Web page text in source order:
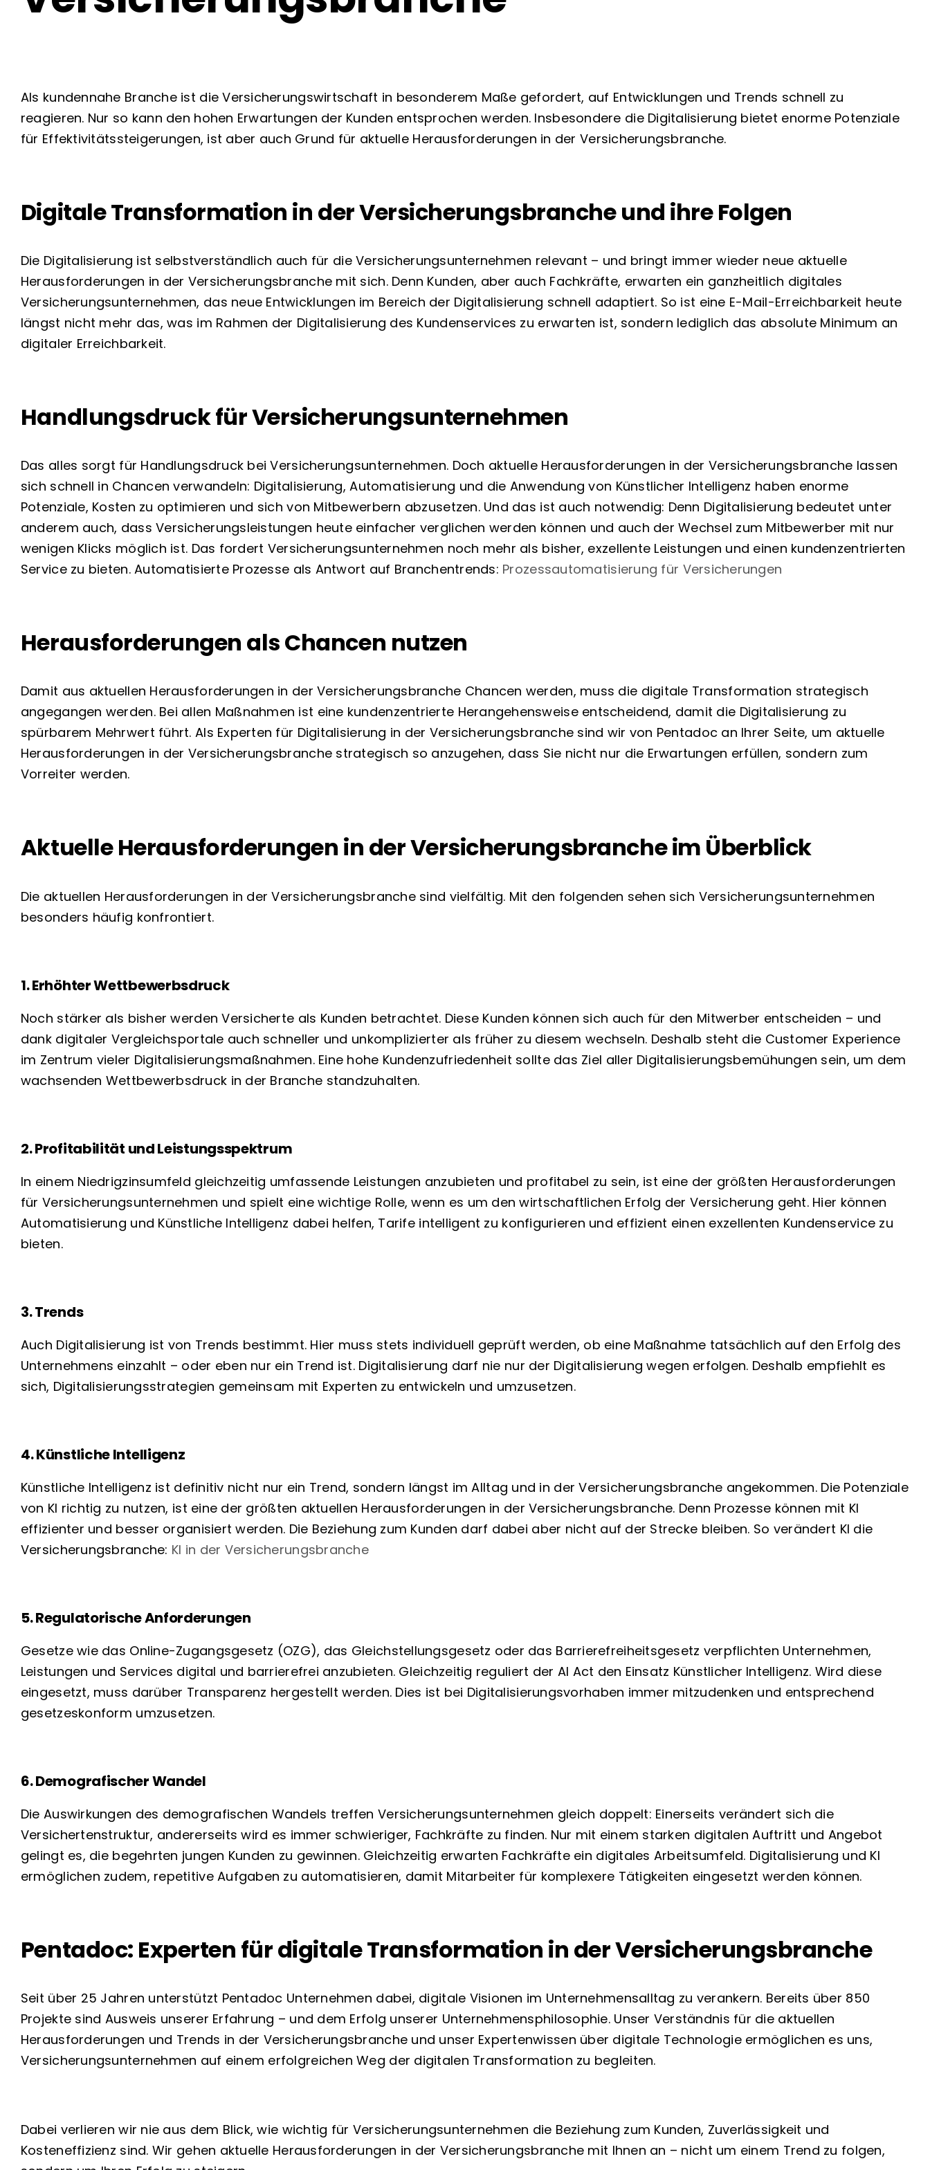
Als kundennahe Branche ist die Versicherungswirtschaft in besonderem Maße gefordert, auf Entwicklungen und Trends schnell zu
reagieren. Nur so kann den hohen Erwartungen der Kunden entsprochen werden. Insbesondere die Digitalisierung bietet enorme Potenziale
für Effektivitätssteigerungen, ist aber auch Grund für aktuelle Herausforderungen in der Versicherungsbranche.
Digitale Transformation in der Versicherungsbranche und ihre Folgen
Die Digitalisierung ist selbstverständlich auch für die Versicherungsunternehmen relevant – und bringt immer wieder neue aktuelle
Herausforderungen in der Versicherungsbranche mit sich. Denn Kunden, aber auch Fachkräfte, erwarten ein ganzheitlich digitales
Versicherungsunternehmen, das neue Entwicklungen im Bereich der Digitalisierung schnell adaptiert. So ist eine E-Mail-Erreichbarkeit heute
längst nicht mehr das, was im Rahmen der Digitalisierung des Kundenservices zu erwarten ist, sondern lediglich das absolute Minimum an
digitaler Erreichbarkeit.
Handlungsdruck für Versicherungsunternehmen
Das alles sorgt für Handlungsdruck bei Versicherungsunternehmen. Doch aktuelle Herausforderungen in der Versicherungsbranche lassen
sich schnell in Chancen verwandeln: Digitalisierung, Automatisierung und die Anwendung von Künstlicher Intelligenz haben enorme
Potenziale, Kosten zu optimieren und sich von Mitbewerbern abzusetzen. Und das ist auch notwendig: Denn Digitalisierung bedeutet unter
anderem auch, dass Versicherungsleistungen heute einfacher verglichen werden können und auch der Wechsel zum Mitbewerber mit nur
wenigen Klicks möglich ist. Das fordert Versicherungsunternehmen noch mehr als bisher, exzellente Leistungen und einen kundenzentrierten
Service zu bieten.Automatisierte Prozesse als Antwort auf Branchentrends: Prozessautomatisierung für Versicherungen
Herausforderungen als Chancen nutzen
Damit aus aktuellen Herausforderungen in der Versicherungsbranche Chancen werden, muss die digitale Transformation strategisch
angegangen werden. Bei allen Maßnahmen ist eine kundenzentrierte Herangehensweise entscheidend, damit die Digitalisierung zu
spürbarem Mehrwert führt. Als Experten für Digitalisierung in der Versicherungsbranche sind wir von Pentadoc an Ihrer Seite, um aktuelle
Herausforderungen in der Versicherungsbranche strategisch so anzugehen, dass Sie nicht nur die Erwartungen erfüllen, sondern zum
Vorreiter werden.
Aktuelle Herausforderungen in der Versicherungsbranche im Überblick
Die aktuellen Herausforderungen in der Versicherungsbranche sind vielfältig. Mit den folgenden sehen sich Versicherungsunternehmen
besonders häufig konfrontiert.
1. Erhöhter Wettbewerbsdruck
Noch stärker als bisher werden Versicherte als Kunden betrachtet. Diese Kunden können sich auch für den Mitwerber entscheiden – und
dank digitaler Vergleichsportale auch schneller und unkomplizierter als früher zu diesem wechseln. Deshalb steht die Customer Experience
im Zentrum vieler Digitalisierungsmaßnahmen. Eine hohe Kundenzufriedenheit sollte das Ziel aller Digitalisierungsbemühungen sein, um dem
wachsenden Wettbewerbsdruck in der Branche standzuhalten.
2. Profitabilität und Leistungsspektrum
In einem Niedrigzinsumfeld gleichzeitig umfassende Leistungen anzubieten und profitabel zu sein, ist eine der größten Herausforderungen
für Versicherungsunternehmen und spielt eine wichtige Rolle, wenn es um den wirtschaftlichen Erfolg der Versicherung geht. Hier können
Automatisierung und Künstliche Intelligenz dabei helfen, Tarife intelligent zu konfigurieren und effizient einen exzellenten Kundenservice zu
bieten.
3. Trends
Auch Digitalisierung ist von Trends bestimmt. Hier muss stets individuell geprüft werden, ob eine Maßnahme tatsächlich auf den Erfolg des
Unternehmens einzahlt – oder eben nur ein Trend ist. Digitalisierung darf nie nur der Digitalisierung wegen erfolgen. Deshalb empfiehlt es
sich, Digitalisierungsstrategien gemeinsam mit Experten zu entwickeln und umzusetzen.
4. Künstliche Intelligenz
Künstliche Intelligenz ist definitiv nicht nur ein Trend, sondern längst im Alltag und in der Versicherungsbranche angekommen. Die Potenziale
von KI richtig zu nutzen, ist eine der größten aktuellen Herausforderungen in der Versicherungsbranche. Denn Prozesse können mit KI
effizienter und besser organisiert werden. Die Beziehung zum Kunden darf dabei aber nicht auf der Strecke bleiben. So verändert KI die
Versicherungsbranche: KI in der Versicherungsbranche
5. Regulatorische Anforderungen
Gesetze wie das Online-Zugangsgesetz (OZG), das Gleichstellungsgesetz oder das Barrierefreiheitsgesetz verpflichten Unternehmen,
Leistungen und Services digital und barrierefrei anzubieten. Gleichzeitig reguliert der AI Act den Einsatz Künstlicher Intelligenz. Wird diese
eingesetzt, muss darüber Transparenz hergestellt werden. Dies ist bei Digitalisierungsvorhaben immer mitzudenken und entsprechend
gesetzeskonform umzusetzen.
6. Demografischer Wandel
Die Auswirkungen des demografischen Wandels treffen Versicherungsunternehmen gleich doppelt: Einerseits verändert sich die
Versichertenstruktur, andererseits wird es immer schwieriger, Fachkräfte zu finden. Nur mit einem starken digitalen Auftritt und Angebot
gelingt es, die begehrten jungen Kunden zu gewinnen. Gleichzeitig erwarten Fachkräfte ein digitales Arbeitsumfeld. Digitalisierung und KI
ermöglichen zudem, repetitive Aufgaben zu automatisieren, damit Mitarbeiter für komplexere Tätigkeiten eingesetzt werden können.
Pentadoc: Experten für digitale Transformation in der Versicherungsbranche
Seit über 25 Jahren unterstützt Pentadoc Unternehmen dabei, digitale Visionen im Unternehmensalltag zu verankern. Bereits über 850
Projekte sind Ausweis unserer Erfahrung – und dem Erfolg unserer Unternehmensphilosophie. Unser Verständnis für die aktuellen
Herausforderungen und Trends in der Versicherungsbranche und unser Expertenwissen über digitale Technologie ermöglichen es uns,
Versicherungsunternehmen auf einem erfolgreichen Weg der digitalen Transformation zu begleiten.
Dabei verlieren wir nie aus dem Blick, wie wichtig für Versicherungsunternehmen die Beziehung zum Kunden, Zuverlässigkeit und
Kosteneffizienz sind. Wir gehen aktuelle Herausforderungen in der Versicherungsbranche mit Ihnen an – nicht um einem Trend zu folgen,